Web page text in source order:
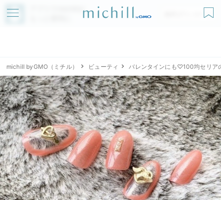
アプリでmichillが
無料ダウンロード
michill byGMO（ミチル） ビューティ バレンタインにも♡100均セリア